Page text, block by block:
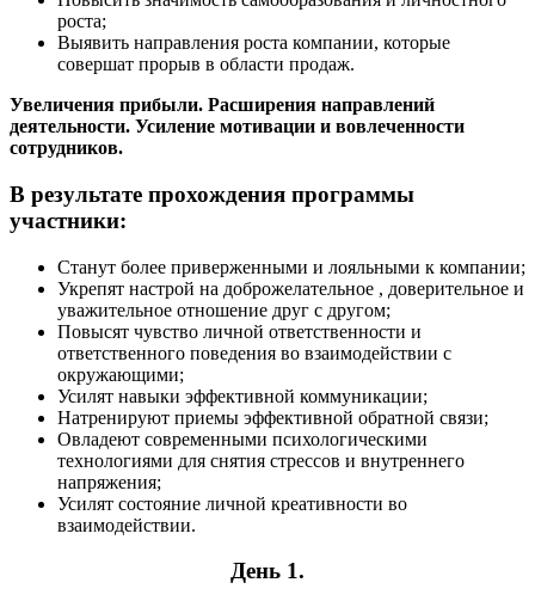
роста;
Выявить направления роста компании, которые
совершат прорыв в области продаж.
Увеличения прибыли. Расширения направлений
деятельности. Усиление мотивации и вовлеченности
сотрудников.
В результате прохождения программы
участники:
Станут более приверженными и лояльными к компании;
Укрепят настрой на доброжелательное , доверительное и
уважительное отношение друг с другом;
Повысят чувство личной ответственности и
ответственного поведения во взаимодействии с
окружающими;
Усилят навыки эффективной коммуникации;
Натренируют приемы эффективной обратной связи;
Овладеют современными психологическими
технологиями для снятия стрессов и внутреннего
напряжения;
Усилят состояние личной креативности во
взаимодействии.
День 1.